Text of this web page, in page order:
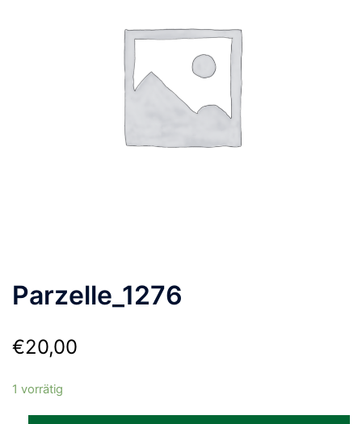
Parzelle_1276
€20,00
1 vorrätig